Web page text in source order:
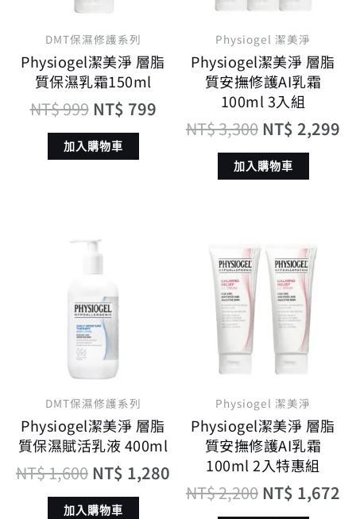
DMT保濕修護系列
Physiogel潔美淨 層脂
質保濕乳霜150ml
NT$999 NT$ 799
加入購物車
Physiogel 潔美淨
Physiogel潔美淨 層脂
質安撫修護AI乳霜
100ml 3入組
NT$3,300 NT$ 2,299
加入購物車
DMT保濕修護系列
Physiogel潔美淨 層脂
質保濕賦活乳液 400ml
NT$1,600
原
始
格：
NT$ 1,600。
NT$ 1,280
NT$ 1,280。
加入購物車
Physiogel 潔美淨
Physiogel潔美淨 層脂
質安撫修護AI乳霜
100ml 2入特惠組
NT$2,200
始
價
格：
NT$ 2,200。
NT$ 1,672